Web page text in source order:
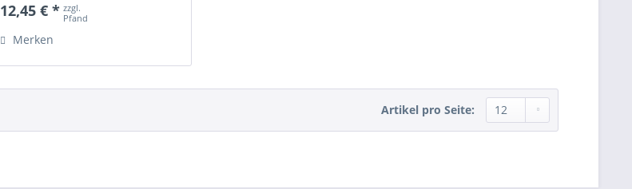
12,45 € * zzgl.
Pfand
Merken
Artikel pro Seite: